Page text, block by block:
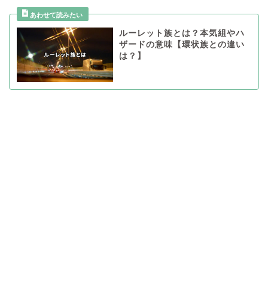
ルーレット族とは？本気組やハ
ザードの意味【環状族との違い
は？】